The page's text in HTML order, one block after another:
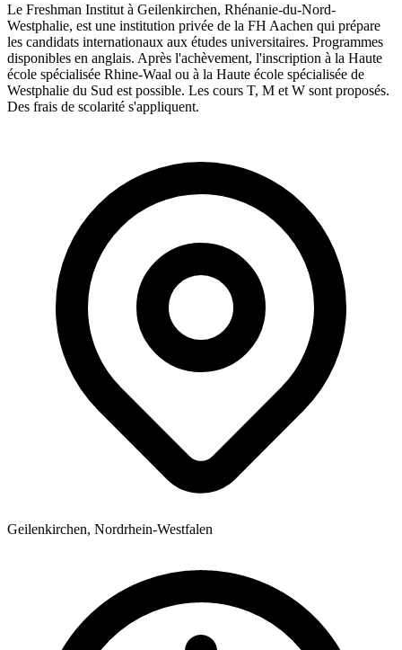
Le Freshman Institut à Geilenkirchen, Rhénanie-du-Nord-
Westphalie, est une institution privée de la FH Aachen qui prépare
les candidats internationaux aux études universitaires. Programmes
disponibles en anglais. Après l'achèvement, l'inscription à la Haute
école spécialisée Rhine-Waal ou à la Haute école spécialisée de
Westphalie du Sud est possible. Les cours T, M et W sont proposés.
Des frais de scolarité s'appliquent.
Geilenkirchen, Nordrhein-Westfalen